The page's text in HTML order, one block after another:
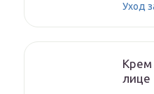
Уход
Крем
лице